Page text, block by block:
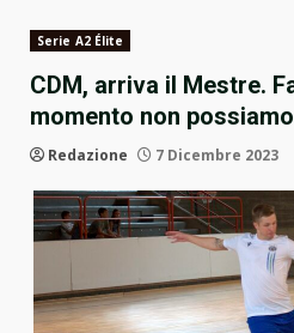
Serie A2 Élite
CDM, arriva il Mestre.
momento non
Redazione 7 Dicembre 2023